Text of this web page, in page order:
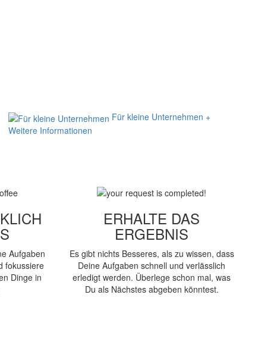
Für kleine Unternehmen +
Weitere Informationen
Aufgaben
fokussiere
Dinge in
ERHALTE DAS
ERGEBNIS
Es gibt nichts Besseres, als zu wissen, dass
Deine Aufgaben schnell und verlässlich
erledigt werden. Überlege schon mal, was
Du als Nächstes abgeben könntest.